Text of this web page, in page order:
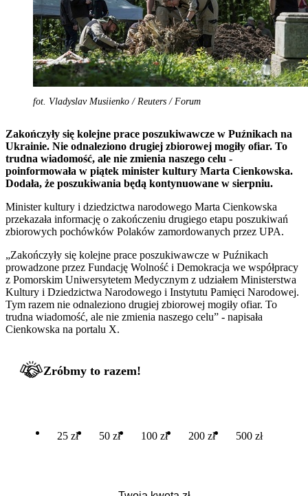
fot. Vladyslav Musiienko / Reuters / Forum
Zakończyły się kolejne prace poszukiwawcze w Puźnikach na
Ukrainie. Nie odnaleziono drugiej zbiorowej mogiły ofiar. To
trudna wiadomość, ale nie zmienia naszego celu -
poinformowała w piątek minister kultury Marta Cienkowska.
Dodała, że poszukiwania będą kontynuowane w sierpniu.
Minister kultury i dziedzictwa narodowego Marta Cienkowska
przekazała informację o zakończeniu drugiego etapu poszukiwań
zbiorowych pochówków Polaków zamordowanych przez UPA.
„Zakończyły się kolejne prace poszukiwawcze w Puźnikach
prowadzone przez Fundację Wolność i Demokracja we współpracy
z Pomorskim Uniwersytetem Medycznym z udziałem Ministerstwa
Kultury i Dziedzictwa Narodowego i Instytutu Pamięci Narodowej.
Tym razem nie odnaleziono drugiej zbiorowej mogiły ofiar. To
trudna wiadomość, ale nie zmienia naszego celu” - napisała
Cienkowska na portalu X.
Zróbmy to razem!
25 zł 50 zł 100 zł 200 zł 500 zł